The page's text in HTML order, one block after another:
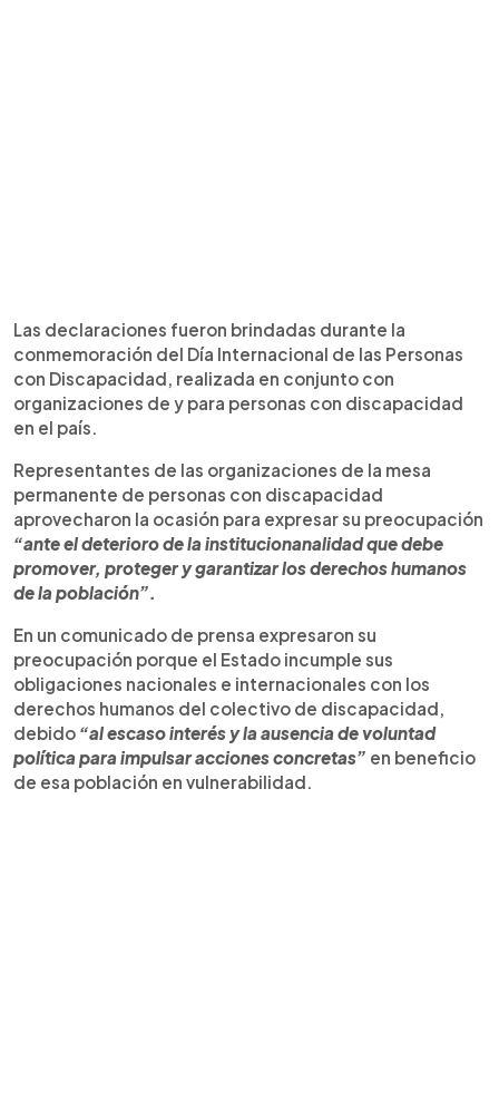
Las declaraciones fueron brindadas durante la
conmemoración del Día Internacional de las Personas
con Discapacidad, realizada en conjunto con
organizaciones de y para personas con discapacidad
en el país.
Representantes de las organizaciones de la mesa
permanente de personas con discapacidad
aprovecharon la ocasión para expresar su preocupación
“ante el deterioro de la institucionanalidad que debe
promover, proteger y garantizar los derechos humanos
de la población”.
En un comunicado de prensa expresaron su
preocupación porque el Estado incumple sus
obligaciones nacionales e internacionales con los
derechos humanos del colectivo de discapacidad,
debido “al escaso interés y la ausencia de voluntad
política para impulsar acciones concretas” en beneficio
de esa población en vulnerabilidad.